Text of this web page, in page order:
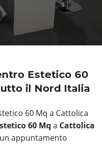
Estetico 60
il Nord Italia
60 Mq a Cattolica
60 Mq a Cattolica
appuntamento